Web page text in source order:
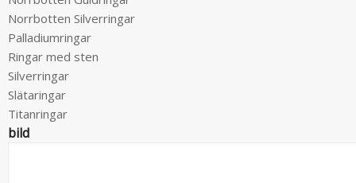
Norrbotten Silverringar
Palladiumringar
Ringar med sten
Silverringar
Slätaringar
Titanringar
bild